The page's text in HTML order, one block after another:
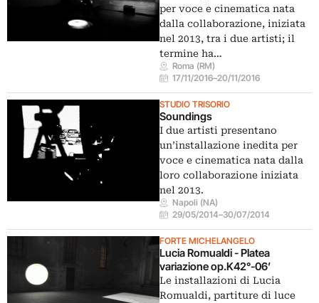
per voce e cinematica nata
dalla collaborazione, iniziata
nel 2013, tra i due artisti; il
termine ha…
Roma (RM)
17/11/2016–20/11/2016
STUDIO TRISORIO
Soundings
I due artisti presentano
un’installazione inedita per
voce e cinematica nata dalla
loro collaborazione iniziata
nel 2013.
Napoli (NA)
29/05/2014–30/07/2014
FORTE MICHELANGELO
Lucia Romualdi - Platea
variazione op.K42°-06’
Le installazioni di Lucia
Romualdi, partiture di luce